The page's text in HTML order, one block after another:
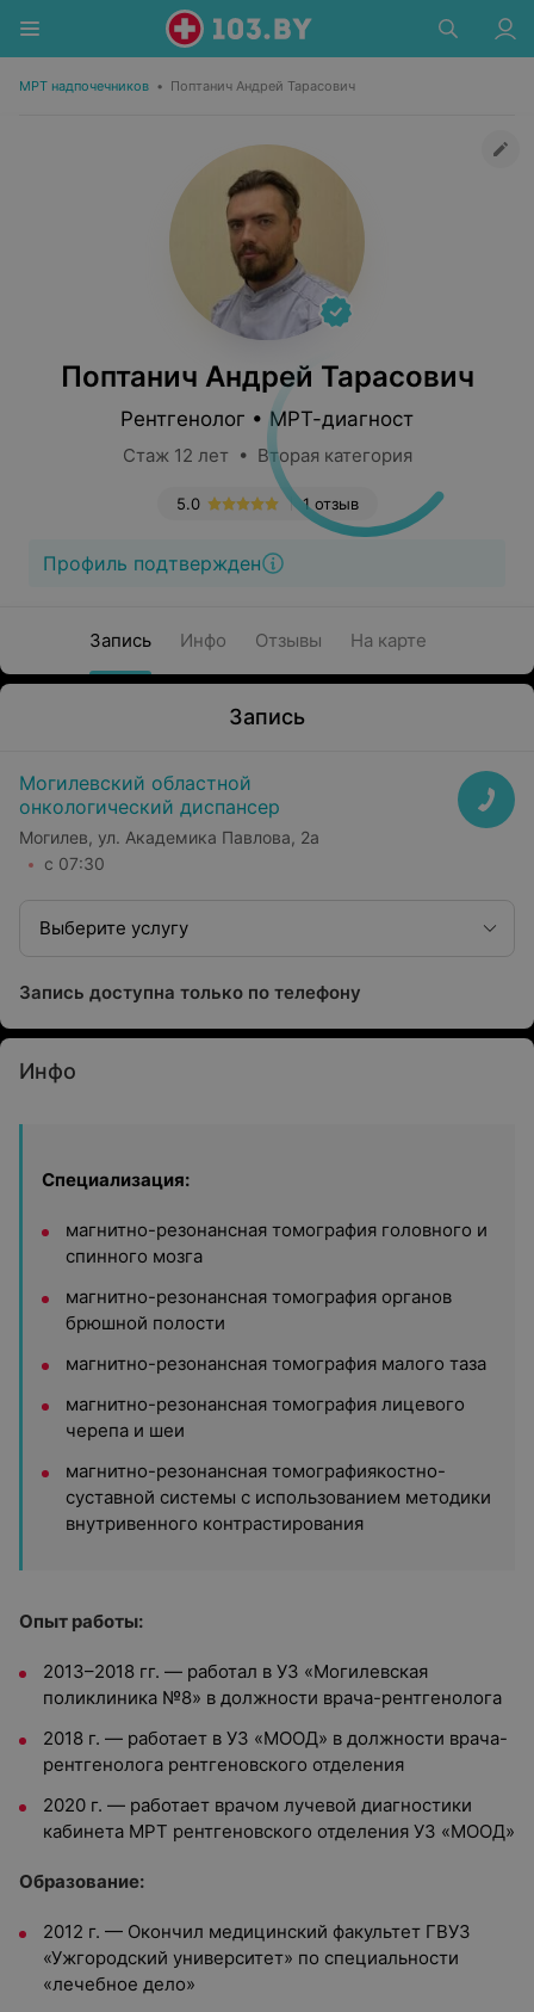
МРТ надпочечников • Поптанич Андрей Тарасович
Поптанич Андрей Тарасович
Рентгенолог • МРТ-диагност
Стаж 12 лет • Вторая категория
1 отзыв
5.0
Профиль подтвержден
Запись Инфо Отзывы На карте
Запись
Могилевский областной
онкологический диспансер
Могилев, ул. Академика Павлова, 2а
с 07:30
Выберите услугу
Запись доступна только по телефону
Инфо
Специализация:
магнитно-резонансная томография головного и
спинного мозга
магнитно-резонансная томография органов
брюшной полости
магнитно-резонансная томография малого таза
магнитно-резонансная томография лицевого
черепа и шеи
магнитно-резонансная томографиякостно-
суставной системы с использованием методики
внутривенного контрастирования
Опыт работы:
2013–2018 гг. — работал в УЗ «Могилевская
поликлиника №8» в должности врача-рентгенолога
2018 г. — работает в УЗ «МООД» в должности врача-
рентгенолога рентгеновского отделения
2020 г. — работает врачом лучевой диагностики
кабинета МРТ рентгеновского отделения УЗ «МООД»
Образование:
2012 г. — Окончил медицинский факультет ГВУЗ
«Ужгородский университет» по специальности
«лечебное дело»